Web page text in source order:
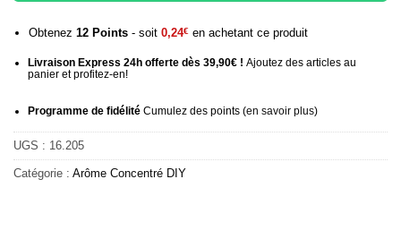
Obtenez 12Points- soit 0,24€ en achetant ce produit
Livraison Express 24h offerte dès 39,90€ ! Ajoutez des articles au
panier et profitez-en!
Programme de fidélitéCumulez des points (en savoir plus)
UGS : 16.205
Catégorie : Arôme Concentré DIY